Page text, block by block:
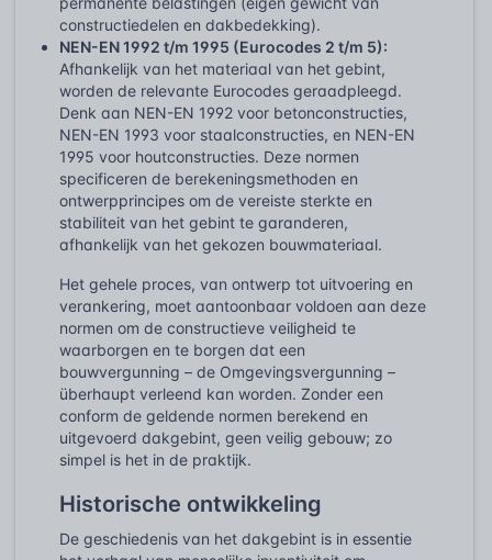
constructiedelen en dakbedekking).
NEN-EN 1992 t/m 1995 (Eurocodes 2 t/m 5):
Afhankelijk van het materiaal van het gebint,
worden de relevante Eurocodes geraadpleegd.
Denk aan NEN-EN 1992 voor betonconstructies,
NEN-EN 1993 voor staalconstructies, en NEN-EN
1995 voor houtconstructies. Deze normen
specificeren de berekeningsmethoden en
ontwerpprincipes om de vereiste sterkte en
stabiliteit van het gebint te garanderen,
afhankelijk van het gekozen bouwmateriaal.
Het gehele proces, van ontwerp tot uitvoering en
verankering, moet aantoonbaar voldoen aan deze
normen om de constructieve veiligheid te
waarborgen en te borgen dat een
bouwvergunning – de Omgevingsvergunning –
überhaupt verleend kan worden. Zonder een
conform de geldende normen berekend en
uitgevoerd dakgebint, geen veilig gebouw; zo
simpel is het in de praktijk.
Historische ontwikkeling
De geschiedenis van het dakgebint is in essentie